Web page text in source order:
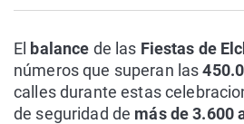
El balance de las Fiestas de
números que superan las
calles durante estas
de seguridad de más de 3.600